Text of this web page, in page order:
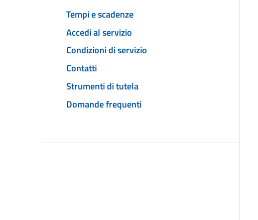
Tempi e scadenze
Accedi al servizio
Condizioni di servizio
Contatti
Strumenti di tutela
Domande frequenti